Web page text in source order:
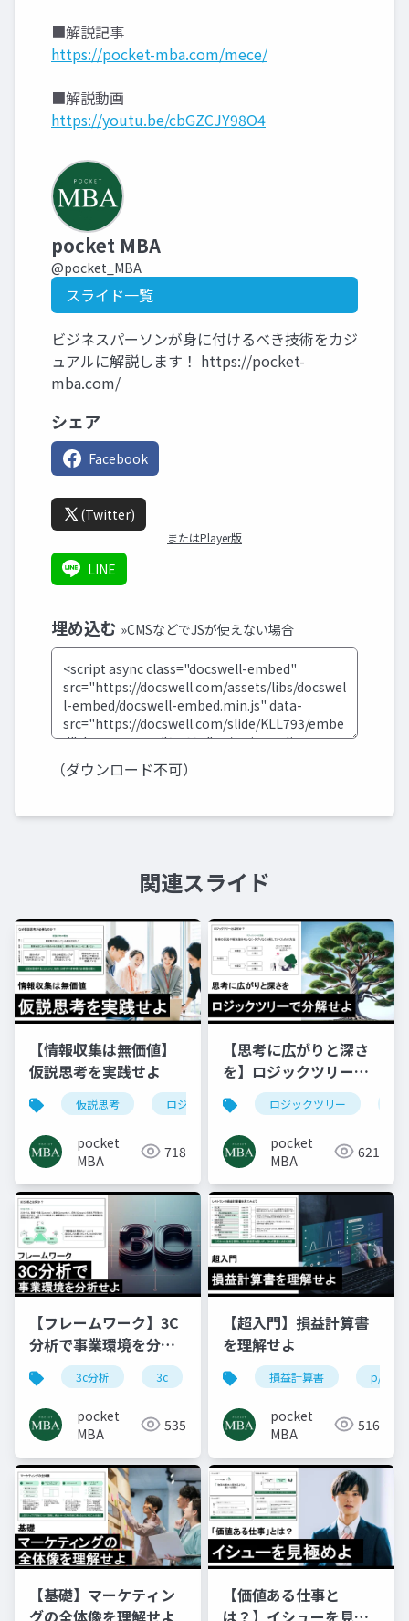
■解説記事
https://pocket-mba.com/mece/
■解説動画
https://youtu.be/cbGZCJY98O4
pocket MBA
@pocket_MBA
スライド一覧
ビジネスパーソンが身に付けるべき技術をカジ
ュアルに解説します！ https://pocket-
mba.com/
シェア
Facebook
(Twitter)
またはPlayer版
LINE
埋め込む »CMSなどでJSが使えない場合
（ダウンロード不可）
関連スライド
【情報収集は無価値】
仮説思考を実践せよ
仮説思考 ロジカルシンキング mba
pocket
MBA
718
【思考に広がりと深さ
を】ロジックツリーで
分解せよロジックツリー
pocket
MBA
621
【フレームワーク】3C
分析で事業環境を分析
せよ
3c分析 3c マーケティング フレームワー
pocket
MBA
535
【超入門】損益計算書
を理解せよ
損益計算書 p/l
pocket
MBA
516
【基礎】マーケティン
【価値ある仕事と